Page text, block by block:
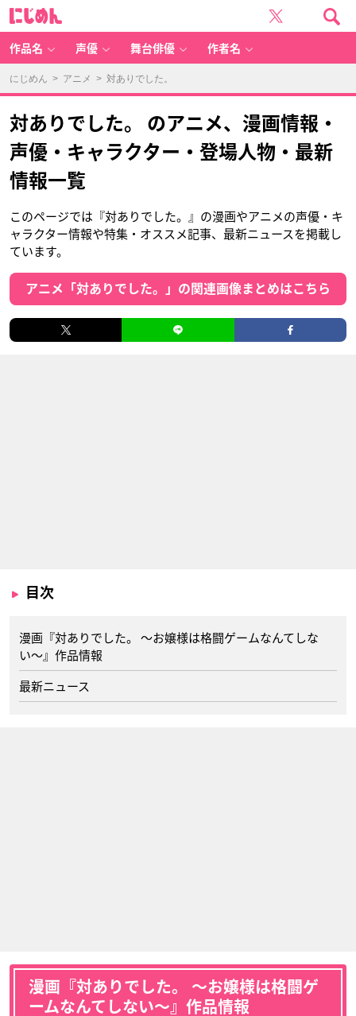
作品名 声優 舞台俳優 作者名
にじめん > アニメ > 対ありでした。
対ありでした。 のアニメ、漫画情報・
声優・キャラクター・登場人物・最新
情報一覧
このページでは『対ありでした。』の漫画やアニメの声優・キ
ャラクター情報や特集・オススメ記事、最新ニュースを掲載し
ています。
アニメ「対ありでした。」の関連画像まとめはこちら
目次
漫画『対ありでした。 〜お嬢様は格闘ゲームなんてしな
い〜』作品情報
最新ニュース
漫画『対ありでした。 〜お嬢様は格闘ゲ
ームなんてしない〜』作品情報